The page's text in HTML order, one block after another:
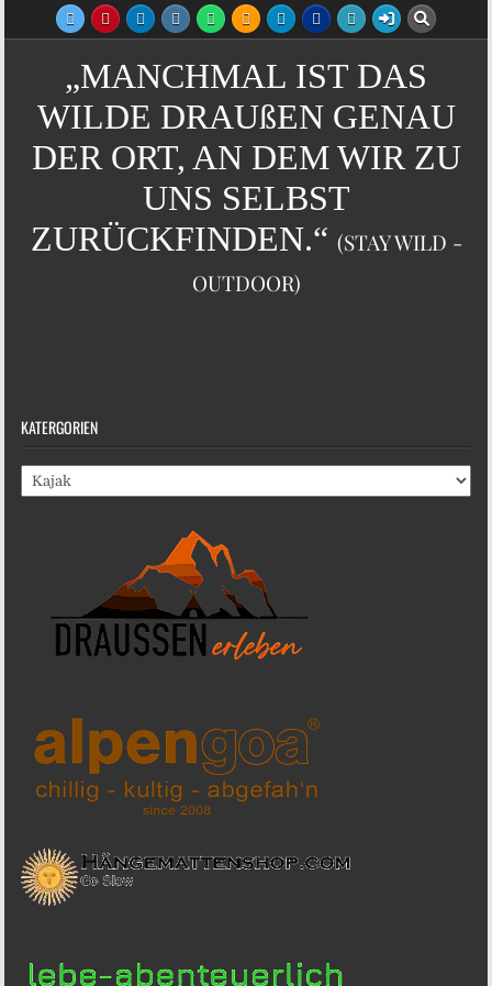
„MANCHMAL IST DAS
WILDE DRAUßEN GENAU
DER ORT, AN DEM WIR ZU
UNS SELBST
ZURÜCKFINDEN.“ (STAY WILD -
OUTDOOR)
KATERGORIEN
Katergorien